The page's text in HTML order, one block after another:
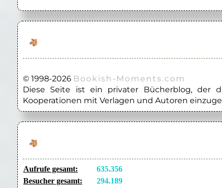
© 1998-2026 Bookish-Moments.com
Diese Seite ist ein privater Bücherblog, der
Kooperationen mit Verlagen und Autoren
Aufrufe gesamt:
635.356
Besucher gesamt:
294.189